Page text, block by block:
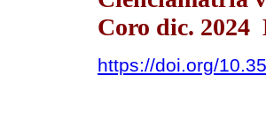
Coro dic. 2024
https://doi.org/